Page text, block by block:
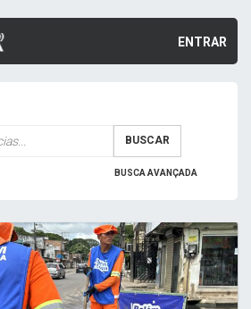
ENTRAR
BUSCAR
BUSCA AVANÇADA